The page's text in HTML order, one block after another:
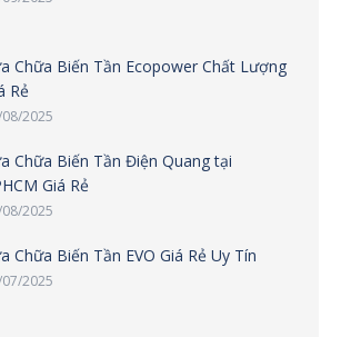
Chữa Biến Tần Ecopower Chất Lượng
Rẻ
2025
Chữa Biến Tần Điện Quang tại
Giá Rẻ
2025
Chữa Biến Tần EVO Giá Rẻ Uy Tín
2025